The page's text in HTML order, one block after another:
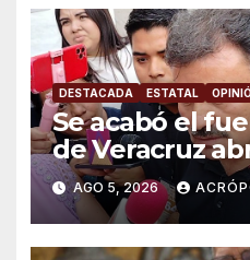
DESTACADA ESTATAL
Se acabó el
de Veracruz
proceso penal
de Úrsulo
AGO 5, 2026